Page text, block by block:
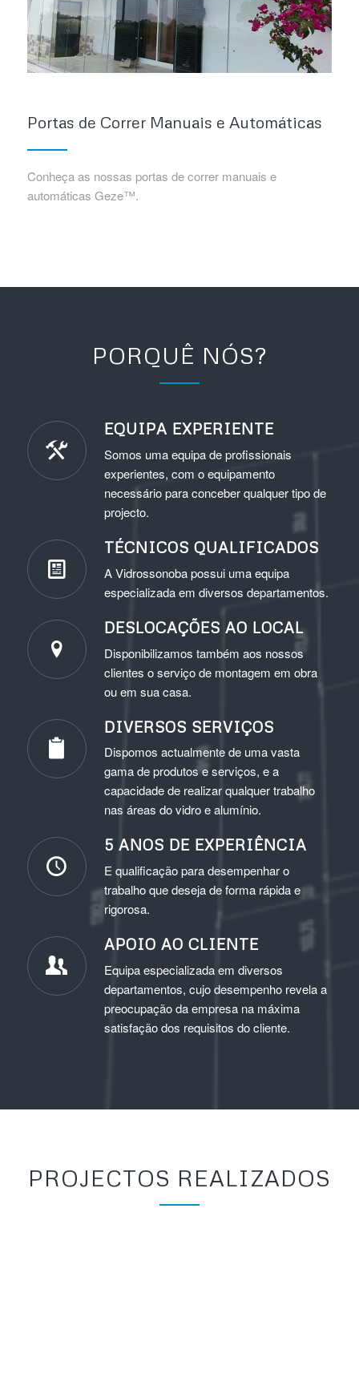
Portas de Correr Manuais e Automáticas
Conheça as nossas portas de correr manuais e
automáticas Geze™.
PORQUÊ NÓS?
EQUIPA EXPERIENTE
Somos uma equipa de profissionais
experientes, com o equipamento
necessário para conceber qualquer tipo de
projecto.
TÉCNICOS QUALIFICADOS
A Vidrossonoba possui uma equipa
especializada em diversos departamentos.
DESLOCAÇÕES AO LOCAL
Disponibilizamos também aos nossos
clientes o serviço de montagem em obra
ou em sua casa.
DIVERSOS SERVIÇOS
Dispomos actualmente de uma vasta
gama de produtos e serviços, e a
capacidade de realizar qualquer trabalho
nas áreas do vidro e alumínio.
5 ANOS DE EXPERIÊNCIA
E qualificação para desempenhar o
trabalho que deseja de forma rápida e
rigorosa.
APOIO AO CLIENTE
Equipa especializada em diversos
departamentos, cujo desempenho revela a
preocupação da empresa na máxima
satisfação dos requisitos do cliente.
PROJECTOS REALIZADOS